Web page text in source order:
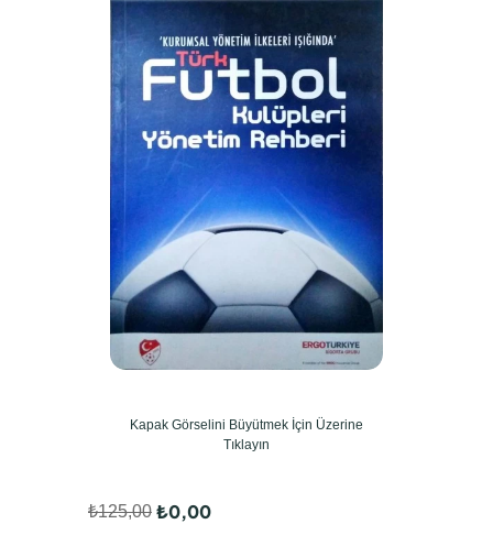
Kapak Görselini Büyütmek İçin Üzerine
Tıklayın
₺125,00 ₺0,00